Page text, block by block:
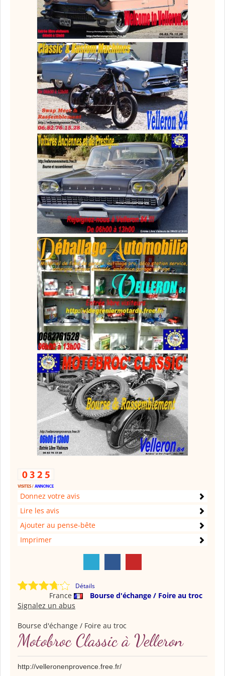
Donnez votre avis
Lire les avis
Ajouter au pense-bête
Imprimer
Détails
France
Bourse d'échange / Foire au troc
Signalez un abus
Bourse d'échange / Foire au troc
Motobroc Classic à Velleron
http://velleronenprovence.free.fr/